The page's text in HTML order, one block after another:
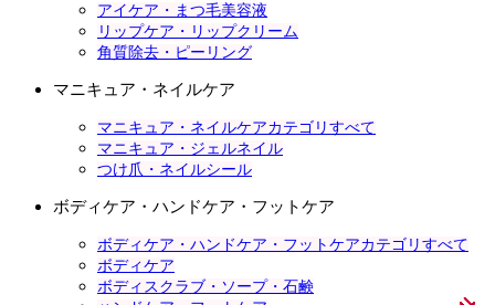
アイケア・まつ毛美容液
リップケア・リップクリーム
角質除去・ピーリング
マニキュア・ネイルケア
マニキュア・ネイルケアカテゴリすべて
マニキュア・ジェルネイル
つけ爪・ネイルシール
ボディケア・ハンドケア・フットケア
ボディケア・ハンドケア・フットケアカテゴリすべて
ボディケア
ボディスクラブ・ソープ・石鹸